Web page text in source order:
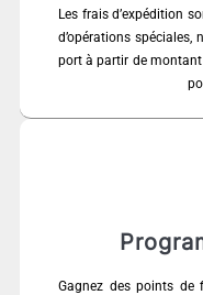
Les frais d’expédition
d’opérations
port à partir de
Gagnez des points de